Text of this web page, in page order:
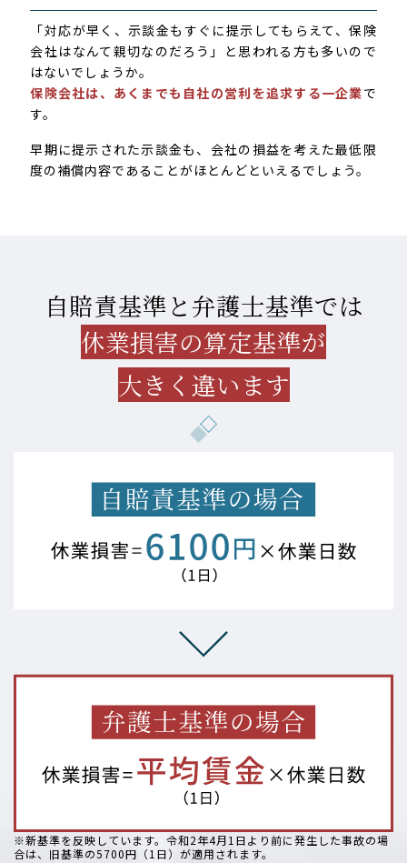
「対応が早く、示談金もすぐに提示してもらえて、保険
会社はなんて親切なのだろう」と思われる方も多いので
はないでしょうか。
保険会社は、あくまでも自社の営利を追求する一企業で
す。
早期に提示された示談金も、会社の損益を考えた最低限
度の補償内容であることがほとんどといえるでしょう。
自賠責基準と弁護士基準では
休業損害の算定基準が
大きく違います
※新基準を反映しています。令和2年4月1日より前に発生した事故の場
合は、旧基準の5700円（1日）が適用されます。